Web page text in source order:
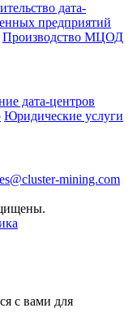
дата-
предприятий
Производство МЦОД
дата-центров
Юридические услуги
mining.com
с вами для